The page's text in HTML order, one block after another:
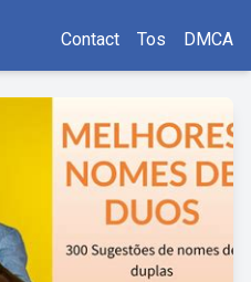
Contact Tos DMCA